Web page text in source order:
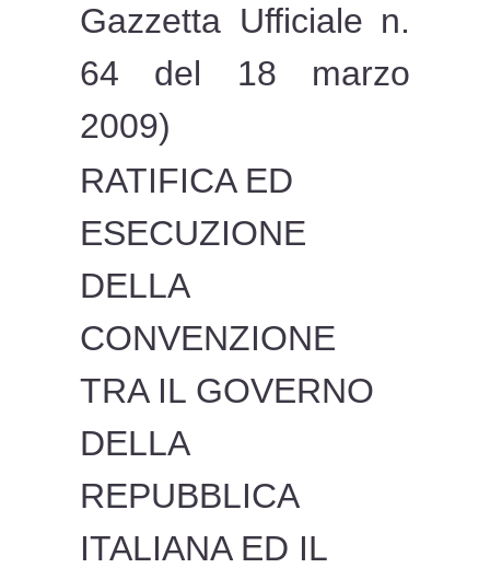
Gazzetta Ufficiale n.
64 del 18 marzo
2009)
RATIFICA ED
ESECUZIONE
DELLA
CONVENZIONE
TRA IL GOVERNO
DELLA
REPUBBLICA
ITALIANA ED IL